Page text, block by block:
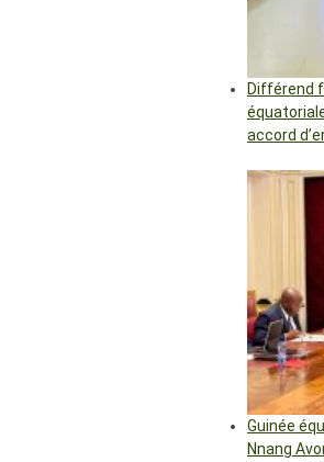
Différend
accord
Guinée
Nnang